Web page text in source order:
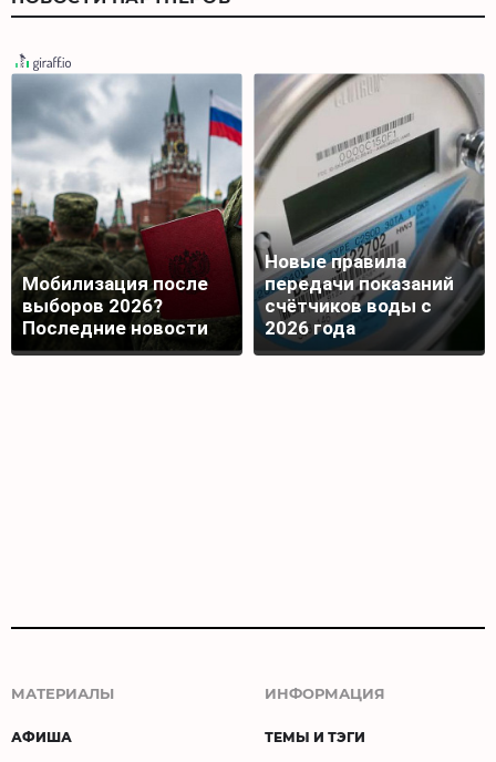
Мобилизация после
выборов 2026?
Последние новости
Новые правила
передачи показаний
счётчиков воды с
2026 года
МАТЕРИАЛЫ
АФИША
ИНФОРМАЦИЯ
ТЕМЫ И ТЭГИ